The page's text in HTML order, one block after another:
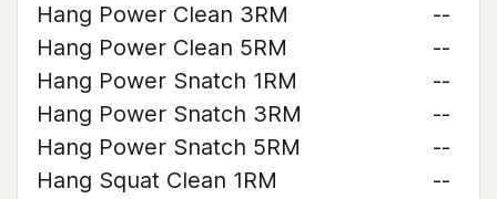
Hang Power Clean 3RM
--
Hang Power Clean 5RM
--
Hang Power Snatch 1RM
--
Hang Power Snatch 3RM
--
Hang Power Snatch 5RM
--
Hang Squat Clean 1RM
--